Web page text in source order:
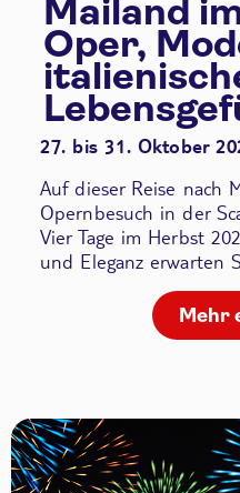
Mailand
Oper,
27. bis 31. Oktober
Auf dieser Reise nach
Opernbesuch in der
Vier Tage im Herbst
und Eleganz erwarten
Mehr